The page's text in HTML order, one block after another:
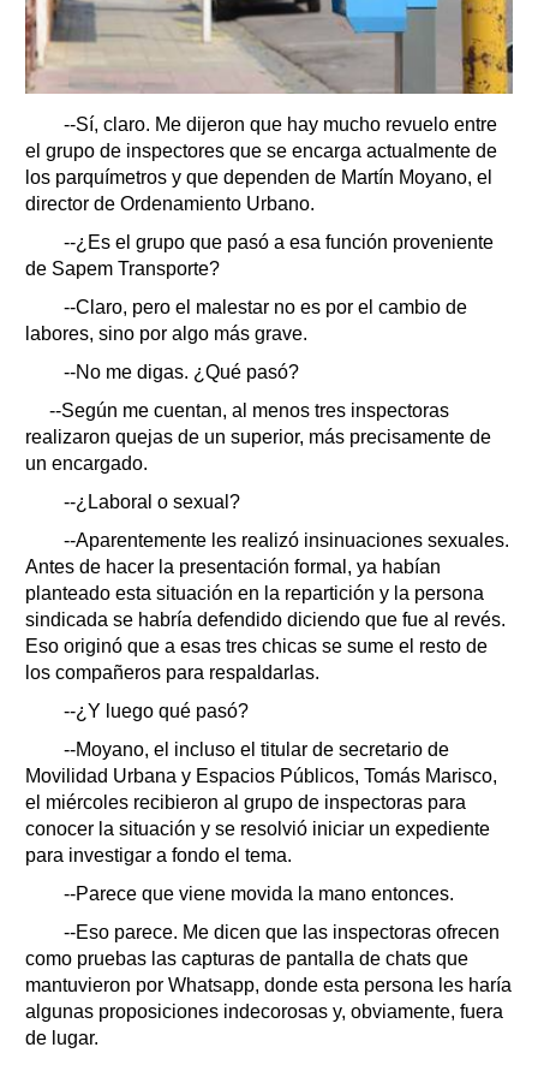
--Sí, claro. Me dijeron que hay mucho revuelo entre
el grupo de inspectores que se encarga actualmente de
los parquímetros y que dependen de Martín Moyano, el
director de Ordenamiento Urbano.
--¿Es el grupo que pasó a esa función proveniente
de Sapem Transporte?
--Claro, pero el malestar no es por el cambio de
labores, sino por algo más grave.
--No me digas. ¿Qué pasó?
--Según me cuentan, al menos tres inspectoras
realizaron quejas de un superior, más precisamente de
un encargado.
--¿Laboral o sexual?
--Aparentemente les realizó insinuaciones sexuales.
Antes de hacer la presentación formal, ya habían
planteado esta situación en la repartición y la persona
sindicada se habría defendido diciendo que fue al revés.
Eso originó que a esas tres chicas se sume el resto de
los compañeros para respaldarlas.
--¿Y luego qué pasó?
--Moyano, el incluso el titular de secretario de
Movilidad Urbana y Espacios Públicos, Tomás Marisco,
el miércoles recibieron al grupo de inspectoras para
conocer la situación y se resolvió iniciar un expediente
para investigar a fondo el tema.
--Parece que viene movida la mano entonces.
--Eso parece. Me dicen que las inspectoras ofrecen
como pruebas las capturas de pantalla de chats que
mantuvieron por Whatsapp, donde esta persona les haría
algunas proposiciones indecorosas y, obviamente, fuera
de lugar.